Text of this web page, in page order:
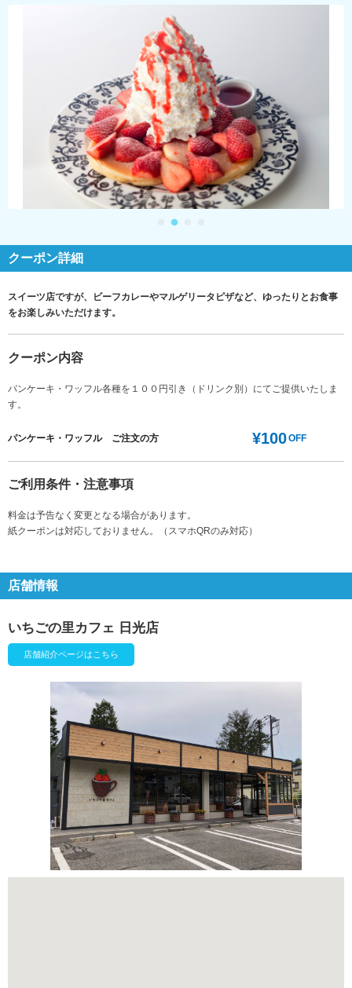
クーポン詳細
スイーツ店ですが、ビーフカレーやマルゲリータピザなど、ゆったりとお食事
をお楽しみいただけます。
クーポン内容
パンケーキ・ワッフル各種を１００円引き（ドリンク別）にてご提供いたしま
す。
パンケーキ・ワッフル ご注文の方 ¥100OFF
ご利用条件・注意事項
料金は予告なく変更となる場合があります。
紙クーポンは対応しておりません。（スマホQRのみ対応）
店舗情報
いちごの里カフェ 日光店
店舗紹介ページはこちら